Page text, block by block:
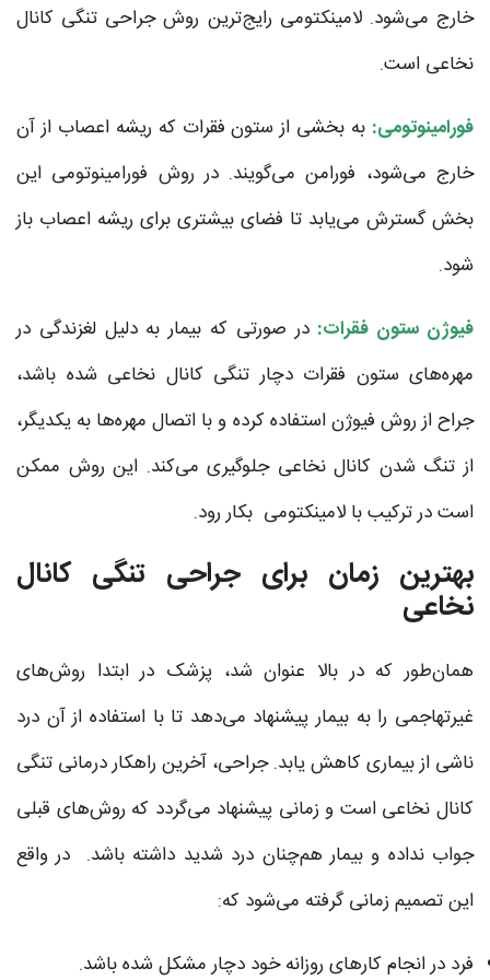
خارج می‌شود. لامینکتومی رایج‌ترین روش جراحی تنگی کانال
نخاعی است.
فورامینوتومی: به بخشی از ستون فقرات که ریشه اعصاب از آن
خارج می‌شود، فورامن می‌گویند. در روش فورامینوتومی این
بخش گسترش می‌یابد تا فضای بیشتری برای ریشه اعصاب باز
شود.
فیوژن ستون فقرات: در صورتی که بیمار به دلیل لغزندگی در
مهره‌های ستون فقرات دچار تنگی کانال نخاعی شده باشد،
جراح از روش فیوژن استفاده کرده و با اتصال مهره‌ها به یکدیگر،
از تنگ شدن کانال نخاعی جلوگیری می‌کند. این روش ممکن
است در ترکیب با لامینکتومی بکار رود.
بهترین زمان برای جراحی تنگی کانال
نخاعی
همان‌طور که در بالا عنوان شد، پزشک در ابتدا روش‌های
غیرتهاجمی را به بیمار پیشنهاد می‌دهد تا با استفاده از آن درد
ناشی از بیماری کاهش یابد. جراحی، آخرین راهکار درمانی تنگی
کانال نخاعی است و زمانی پیشنهاد می‌گردد که روش‌های قبلی
جواب نداده و بیمار هم‌چنان درد شدید داشته باشد. در واقع
این تصمیم زمانی گرفته می‌شود که:
فرد در انجام کارهای روزانه خود دچار مشکل شده باشد.